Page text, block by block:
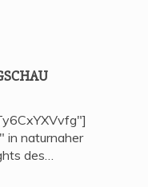
in naturnaher
des…